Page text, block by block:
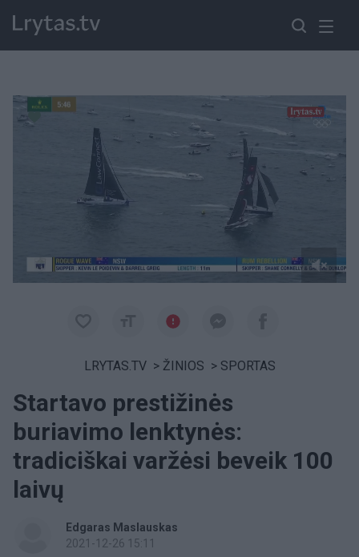
Paremkite Ukrainą
LRYTAS.TV > ŽINIOS > SPORTAS
Startavo prestižinės
buriavimo lenktynės:
tradiciškai varžėsi beveik 100
laivų
Edgaras Maslauskas
2021-12-26 15:11